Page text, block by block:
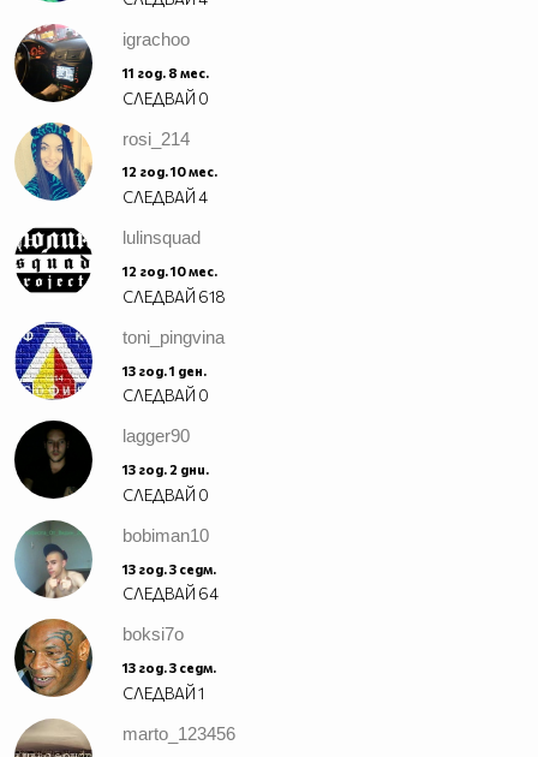
igrachoo
11 год. 8 мес.
СЛЕДВАЙ 0
rosi_214
12 год. 10 мес.
СЛЕДВАЙ4
lulinsquad
12 год. 10 мес.
СЛЕДВАЙ 618
toni_pingvina
13 год. 1 ден.
СЛЕДВАЙ 0
lagger90
13 год. 2 дни.
СЛЕДВАЙ 0
bobiman10
13 год. 3 седм.
СЛЕДВАЙ 64
boksi7o
13 год. 3 седм.
СЛЕДВАЙ1
marto_123456